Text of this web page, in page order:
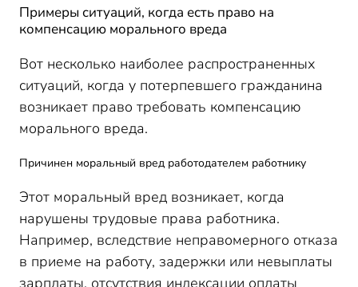
Примеры ситуаций, когда есть право на
компенсацию морального вреда
Вот несколько наиболее распространенных
ситуаций, когда у потерпевшего гражданина
возникает право требовать компенсацию
морального вреда.
Причинен моральный вред работодателем работнику
Этот моральный вред возникает, когда
нарушены трудовые права работника.
Например, вследствие неправомерного отказа
в приеме на работу, задержки или невыплаты
зарплаты, отсутствия индексации оплаты